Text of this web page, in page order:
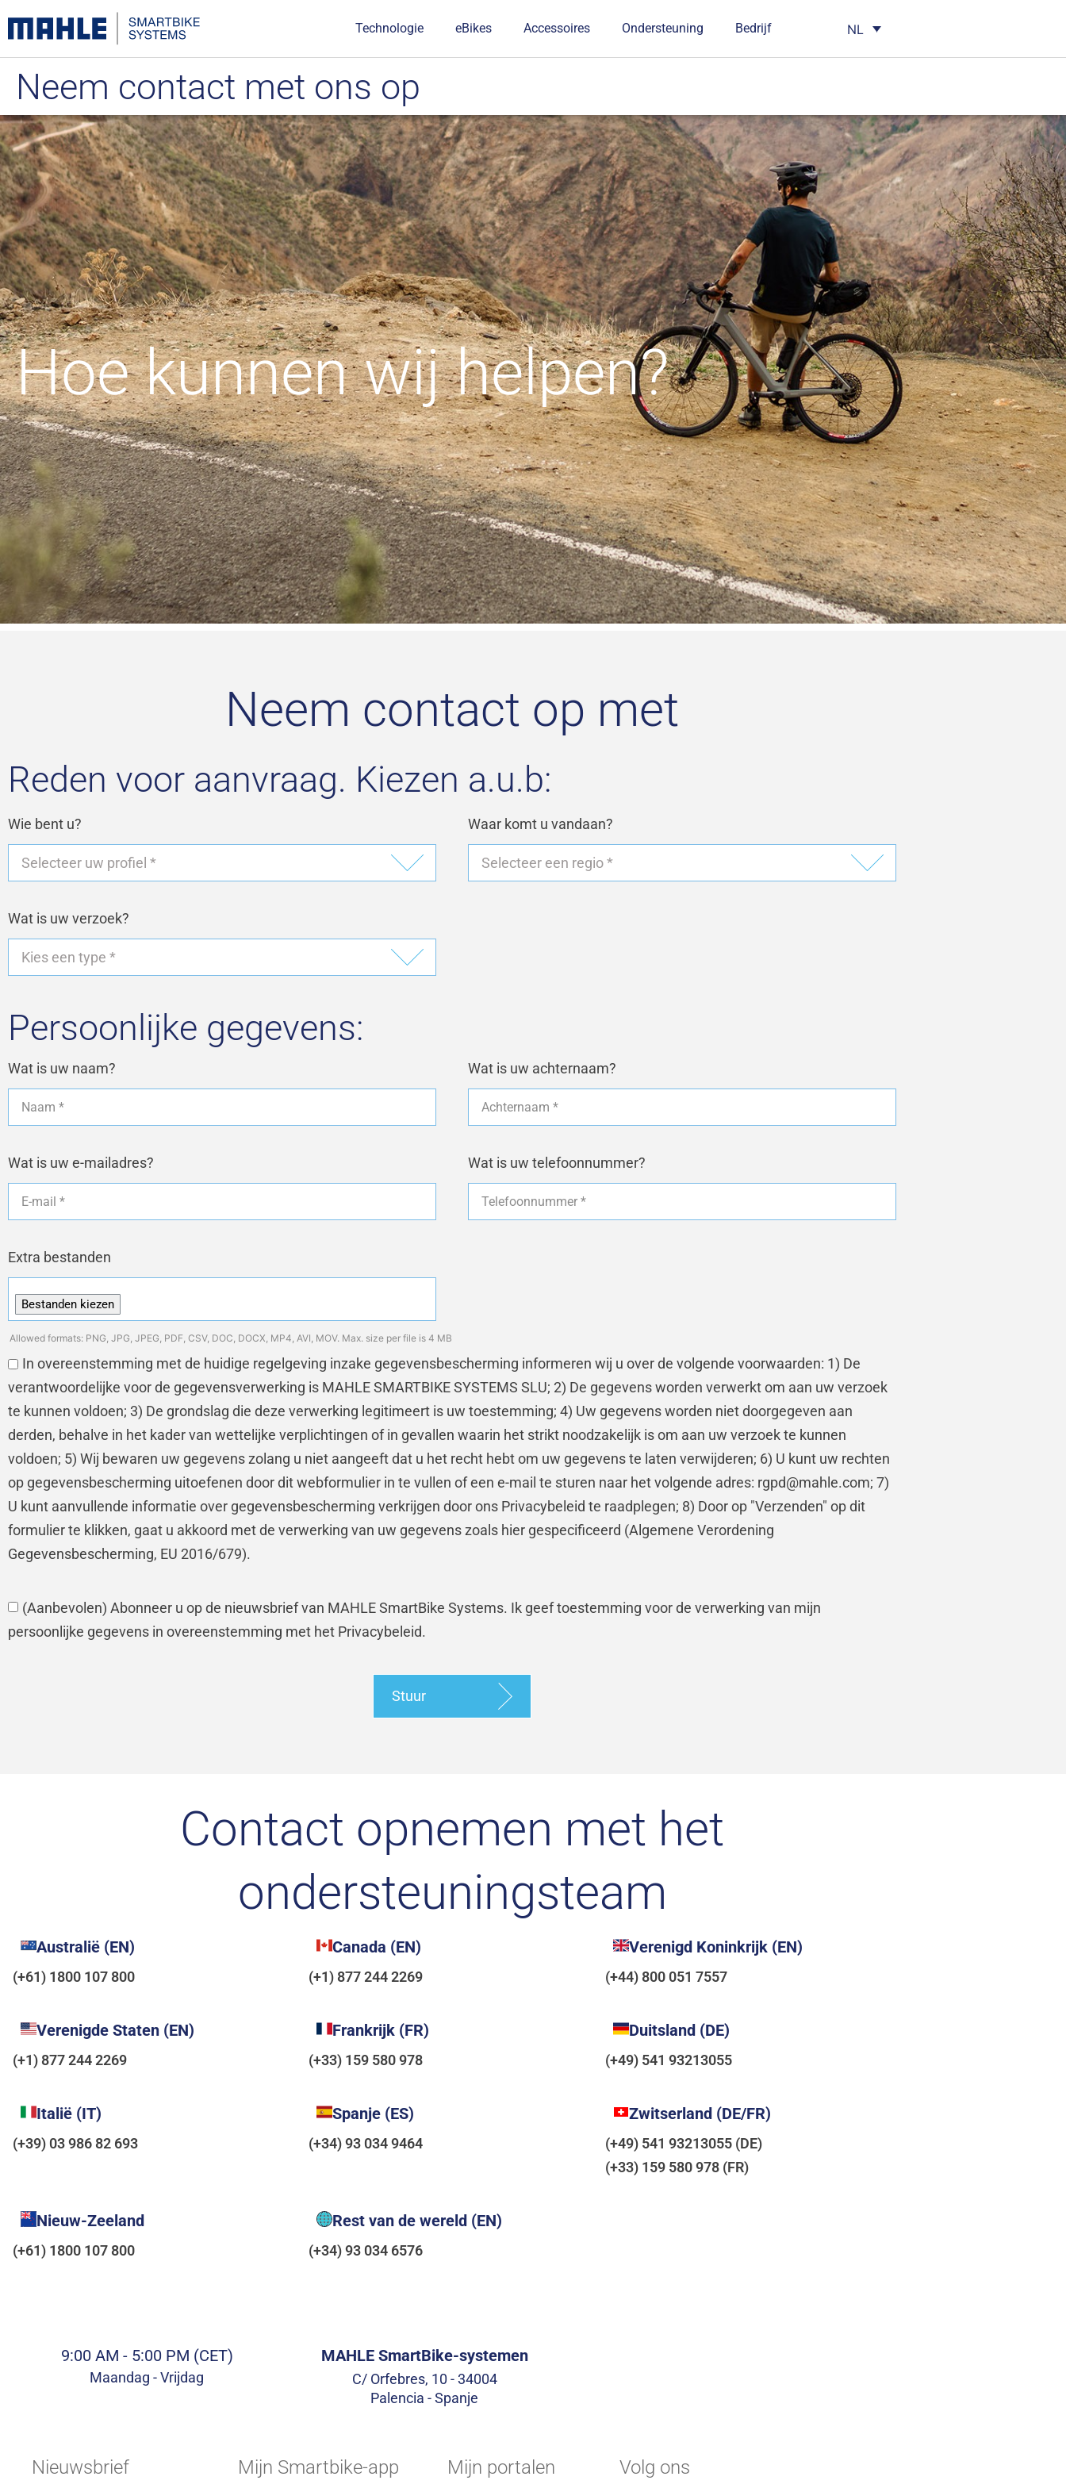
Technologie eBikes Accessoires Ondersteuning Bedrijf NL
Neem contact met ons op
Hoe kunnen wij helpen?
Neem contact op met
Reden voor aanvraag. Kiezen a.u.b:
Wie bent u? Waar komt u vandaan?
Wat is uw verzoek?
Persoonlijke gegevens:
Wat is uw naam? Wat is uw achternaam?
Wat is uw e-mailadres? Wat is uw telefoonnummer?
Extra bestanden
Allowed formats: PNG, JPG, JPEG, PDF, CSV, DOC, DOCX, MP4, AVI, MOV. Max. size per file is 4 MB
In overeenstemming met de huidige regelgeving inzake gegevensbescherming informeren wij u over de volgende voorwaarden: 1) De
verantwoordelijke voor de gegevensverwerking is MAHLE SMARTBIKE SYSTEMS SLU; 2) De gegevens worden verwerkt om aan uw verzoek
te kunnen voldoen; 3) De grondslag die deze verwerking legitimeert is uw toestemming; 4) Uw gegevens worden niet doorgegeven aan
derden, behalve in het kader van wettelijke verplichtingen of in gevallen waarin het strikt noodzakelijk is om aan uw verzoek te kunnen
voldoen; 5) Wij bewaren uw gegevens zolang u niet aangeeft dat u het recht hebt om uw gegevens te laten verwijderen; 6) U kunt uw rechten
op gegevensbescherming uitoefenen door dit webformulier in te vullen of een e-mail te sturen naar het volgende adres: rgpd@mahle.com; 7)
U kunt aanvullende informatie over gegevensbescherming verkrijgen door ons Privacybeleid te raadplegen; 8) Door op "Verzenden" op dit
formulier te klikken, gaat u akkoord met de verwerking van uw gegevens zoals hier gespecificeerd (Algemene Verordening
Gegevensbescherming, EU 2016/679).
(Aanbevolen) Abonneer u op de nieuwsbrief van MAHLE SmartBike Systems. Ik geef toestemming voor de verwerking van mijn
persoonlijke gegevens in overeenstemming met het Privacybeleid.
Stuur
Contact opnemen met het
ondersteuningsteam
Australië (EN)
(+61) 1800 107 800
Canada (EN)
(+1) 877 244 2269
Verenigd Koninkrijk (EN)
(+44) 800 051 7557
Verenigde Staten (EN)
(+1) 877 244 2269
Frankrijk (FR)
(+33) 159 580 978
Duitsland (DE)
(+49) 541 93213055
Italië (IT)
(+39) 03 986 82 693
Spanje (ES)
(+34) 93 034 9464
Zwitserland (DE/FR)
(+49) 541 93213055 (DE)
(+33) 159 580 978 (FR)
Nieuw-Zeeland
(+61) 1800 107 800
Rest van de wereld (EN)
(+34) 93 034 6576
9:00 AM - 5:00 PM (CET)
Maandag - Vrijdag
MAHLE SmartBike-systemen
C/ Orfebres, 10 - 34004
Palencia - Spanje
Nieuwsbrief Mijn Smartbike-app Mijn portalen Volg ons